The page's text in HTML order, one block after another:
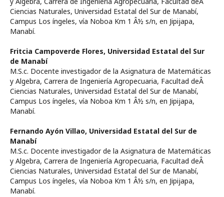
Ciencias Naturales, Universidad Estatal del Sur de Manabí­,
Campus Los íngeles, ví­a Noboa Km 1 Â½ s/n, en Jipijapa,
Manabí­.
Fritcia Campoverde Flores, Universidad Estatal del Sur
de Manabí­
M.S.c. Docente investigador de la Asignatura de Matemáticas
y Algebra, Carrera de Ingenierí­a Agropecuaria, Facultad deÂ
Ciencias Naturales, Universidad Estatal del Sur de Manabí­,
Campus Los íngeles, ví­a Noboa Km 1 Â½ s/n, en Jipijapa,
Manabí­.
Fernando Ayón Villao, Universidad Estatal del Sur de
Manabí­
M.S.c. Docente investigador de la Asignatura de Matemáticas
y Algebra, Carrera de Ingenierí­a Agropecuaria, Facultad deÂ
Ciencias Naturales, Universidad Estatal del Sur de Manabí­,
Campus Los íngeles, ví­a Noboa Km 1 Â½ s/n, en Jipijapa,
Manabí­.